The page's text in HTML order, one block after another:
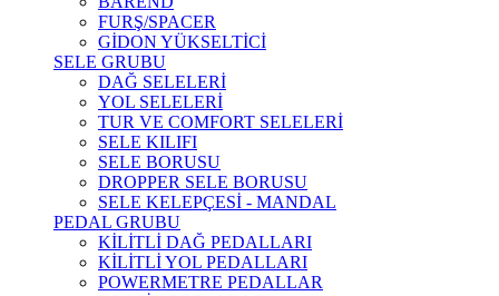
FURŞ/SPACER
GİDON YÜKSELTİCİ
SELE GRUBU
DAĞ SELELERİ
YOL SELELERİ
TUR VE COMFORT SELELERİ
SELE KILIFI
SELE BORUSU
DROPPER SELE BORUSU
SELE KELEPÇESİ - MANDAL
PEDAL GRUBU
KİLİTLİ DAĞ PEDALLARI
KİLİTLİ YOL PEDALLARI
POWERMETRE PEDALLAR